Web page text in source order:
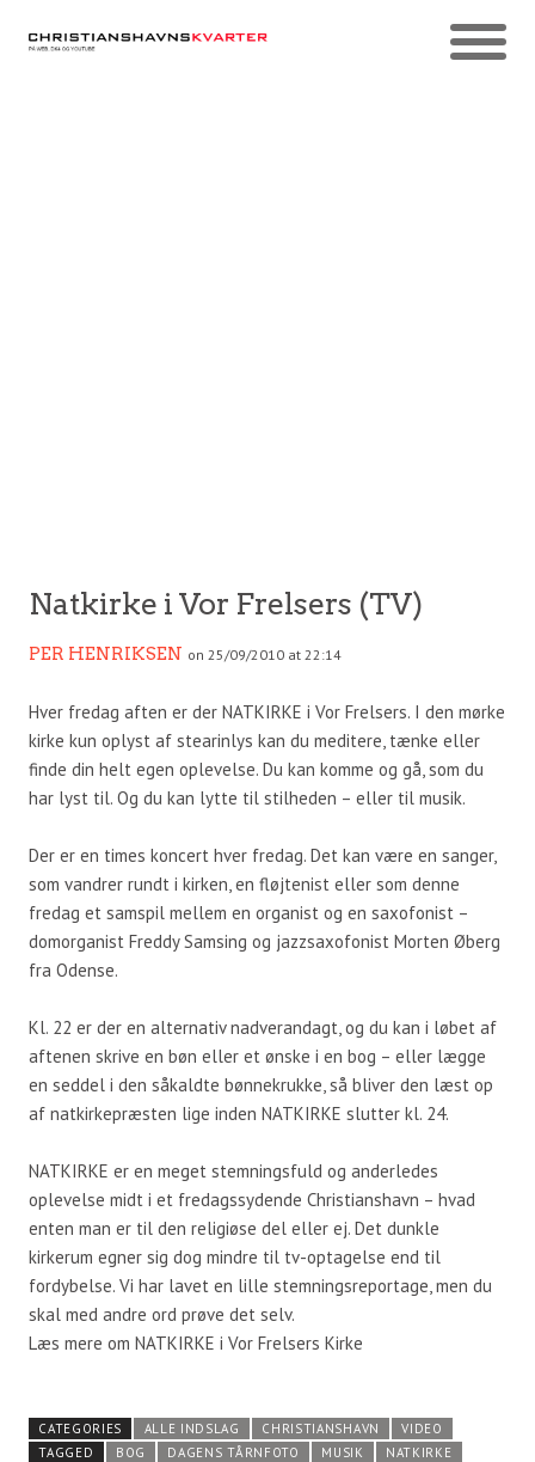
Natkirke i Vor Frelsers (TV)
PER HENRIKSEN on 25/09/2010 at 22:14
Hver fredag aften er der NATKIRKE i Vor Frelsers. I den mørke
kirke kun oplyst af stearinlys kan du meditere, tænke eller
finde din helt egen oplevelse. Du kan komme og gå, som du
har lyst til. Og du kan lytte til stilheden – eller til musik.
Der er en times koncert hver fredag. Det kan være en sanger,
som vandrer rundt i kirken, en fløjtenist eller som denne
fredag et samspil mellem en organist og en saxofonist –
domorganist Freddy Samsing og jazzsaxofonist Morten Øberg
fra Odense.
Kl. 22 er der en alternativ nadverandagt, og du kan i løbet af
aftenen skrive en bøn eller et ønske i en bog – eller lægge
en seddel i den såkaldte bønnekrukke, så bliver den læst op
af natkirkepræsten lige inden NATKIRKE slutter kl. 24.
NATKIRKE er en meget stemningsfuld og anderledes
oplevelse midt i et fredagssydende Christianshavn – hvad
enten man er til den religiøse del eller ej. Det dunkle
kirkerum egner sig dog mindre til tv-optagelse end til
fordybelse. Vi har lavet en lille stemningsreportage, men du
skal med andre ord prøve det selv.
Læs mere om NATKIRKE i Vor Frelsers Kirke
CATEGORIES ALLE INDSLAG CHRISTIANSHAVN
VIDEO
TAGGED
BOG DAGENS TÅRNFOTO MUSIK
NATKIRKE